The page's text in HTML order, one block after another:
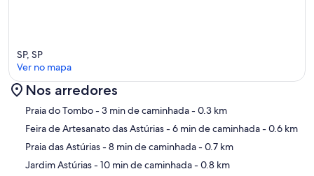
Mapa
SP, SP
Ver no mapa
Nos arredores
Praia do Tombo- 3 min de caminhada- 0.3 km
Feira de Artesanato das Astúrias- 6 min de caminhada- 0.6 km
Praia das Astúrias- 8 min de caminhada- 0.7 km
Jardim Astúrias- 10 min de caminhada- 0.8 km